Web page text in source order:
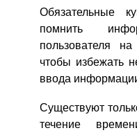
Обязательные
помнить
пользователя
чтобы избежать
ввода
Существуют
течение